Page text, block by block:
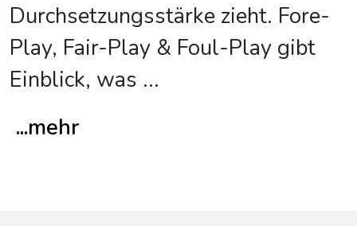
Durchsetzungsstärke zieht. Fore-
Play, Fair-Play & Foul-Play gibt
Einblick, was ...
...mehr